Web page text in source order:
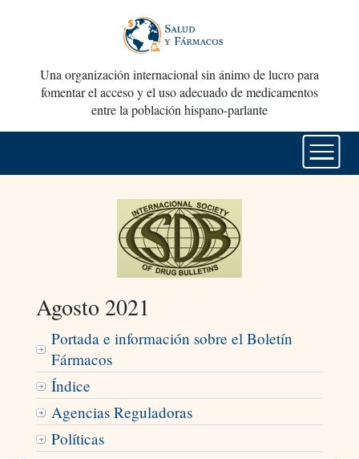
Una organización internacional sin ánimo de lucro para
fomentar el acceso y el uso adecuado de medicamentos
entre la población hispano-parlante
Agosto 2021
Portada e información sobre el Boletín
Fármacos
Índice
Agencias Reguladoras
Políticas